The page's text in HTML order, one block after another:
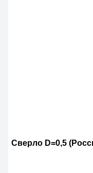
Сверло D=0,5